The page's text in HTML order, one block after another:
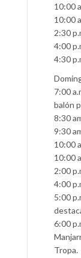
10:00
10:00
2:30
4:00
4:30
7:00
balón
8:30
9:30
10:00
10:00
2:00
4:00
5:00
6:00
Tropa.